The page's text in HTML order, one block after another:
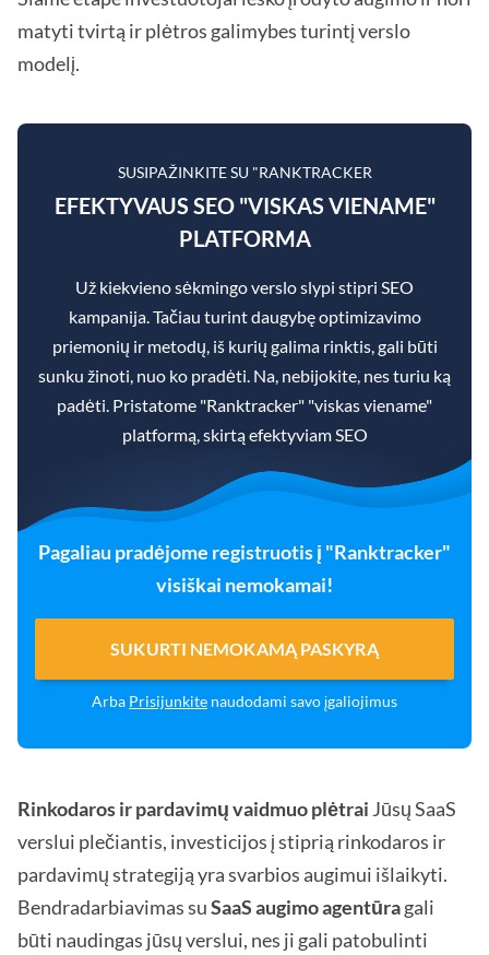
matyti tvirtą ir plėtros galimybes turintį verslo
modelį.
SUSIPAŽINKITE SU "RANKTRACKER
EFEKTYVAUS SEO "VISKAS VIENAME"
PLATFORMA
Už kiekvieno sėkmingo verslo slypi stipri SEO
kampanija. Tačiau turint daugybę optimizavimo
priemonių ir metodų, iš kurių galima rinktis, gali būti
sunku žinoti, nuo ko pradėti. Na, nebijokite, nes turiu ką
padėti. Pristatome "Ranktracker" "viskas viename"
platformą, skirtą efektyviam SEO
Pagaliau pradėjome registruotis į "Ranktracker"
visiškai nemokamai!
SUKURTI NEMOKAMĄ PASKYRĄ
Arba Prisijunkite naudodami savo įgaliojimus
Rinkodaros ir pardavimų vaidmuo plėtrai Jūsų SaaS
verslui plečiantis, investicijos į stiprią rinkodaros ir
pardavimų strategiją yra svarbios augimui išlaikyti.
Bendradarbiavimas suSaaS augimo agentūragali
būti naudingas jūsų verslui, nes ji gali patobulinti